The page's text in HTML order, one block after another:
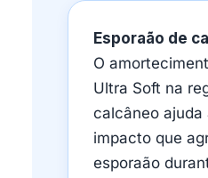
Esporaão de
O
Ultra Soft na
calcâneo ajuda
impacto que
esporaão